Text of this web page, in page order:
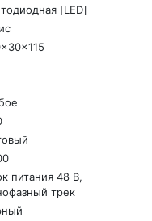
[LED]
питания 48 В,
трек